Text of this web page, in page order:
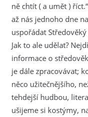
ně chtít ( a umět )
až nás jednoho dne
uspořádat
Jak to ale udělat?
informace o
je dále zpracovávat;
něco užitečnějšího,
tehdejší hudbou,
ušijeme si kostýmy,